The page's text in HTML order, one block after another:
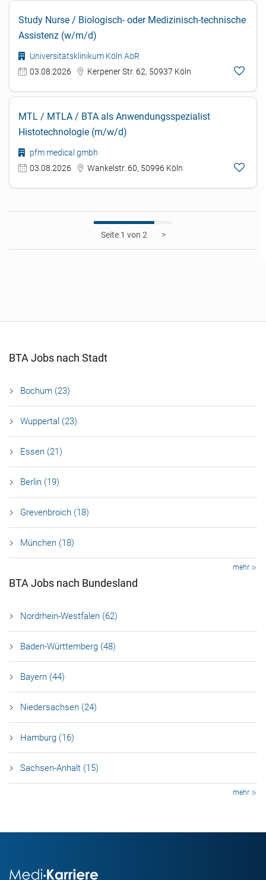
Study Nurse / Biologisch- oder Medizinisch-technische
Assistenz (w/m/d)
Universitätsklinikum Köln AöR
03.08.2026
Kerpener Str. 62, 50937 Köln
MTL / MTLA / BTA als Anwendungsspezialist
Histotechnologie (m/w/d)
pfm medical gmbh
03.08.2026
Wankelstr. 60, 50996 Köln
1 >
BTA Jobs nach Stadt
Bochum (23)
Wuppertal (23)
Essen (21)
Berlin (19)
Grevenbroich (18)
München (18)
mehr
BTA Jobs nach Bundesland
Nordrhein-Westfalen (62)
Baden-Württemberg (48)
Bayern (44)
Niedersachsen (24)
Hamburg (16)
Sachsen-Anhalt (15)
mehr